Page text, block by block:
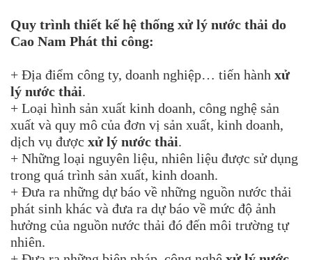
Quy trình thiết kế hệ thống xử lý nước thải do
Cao Nam Phát thi công:
+ Địa điểm công ty, doanh nghiệp… tiến hành xử
lý nước thải.
+ Loại hình sản xuất kinh doanh, công nghệ sản
xuất và quy mô của đơn vị sản xuất, kinh doanh,
dịch vụ được xử lý nước thải.
+ Những loại nguyên liệu, nhiên liệu được sử dụng
trong quá trình sản xuất, kinh doanh.
+ Đưa ra những dự báo về những nguồn nước thải
phát sinh khác và đưa ra dự báo về mức độ ảnh
hưởng của nguồn nước thải đó đến môi trường tự
nhiên.